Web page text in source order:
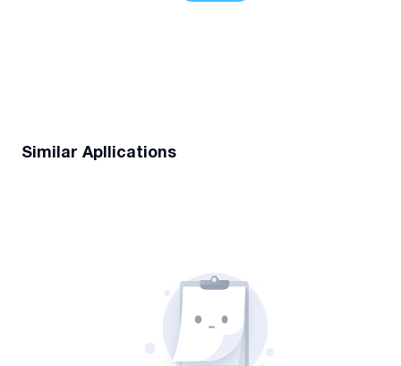
Similar Apllications